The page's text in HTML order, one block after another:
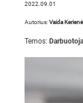
2022.09.01
Autorius:Vaida Kerienė
Temos: